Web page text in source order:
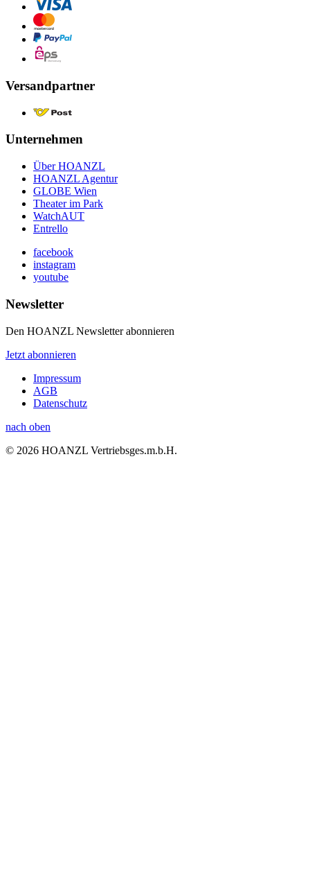
Versandpartner
Unternehmen
Über HOANZL
HOANZL Agentur
GLOBE Wien
Theater im Park
WatchAUT
Entrello
facebook
instagram
youtube
Newsletter
Den HOANZL Newsletter abonnieren
Jetzt abonnieren
Impressum
AGB
Datenschutz
nach oben
© 2026 HOANZL Vertriebsges.m.b.H.